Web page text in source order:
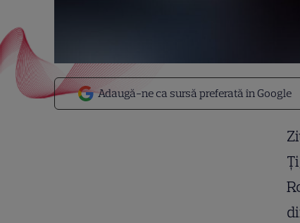
Adaugă-ne ca sursă preferată în Google